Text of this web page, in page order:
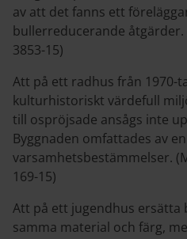
av att det fanns ett
bullerreducerande åtgärder.
3853-15)
Att på ett radhus från 1970-
kulturhistoriskt värdefull
till ospröjsade ansågs inte
Byggnaden omfattades av
varsamhetsbestämmelser.
169-15)
Att på ett jugendhus ersätta
samma material och färg,